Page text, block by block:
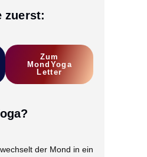
zuerst:
ZUm
MondYoga
LEtter
der Mond in ein